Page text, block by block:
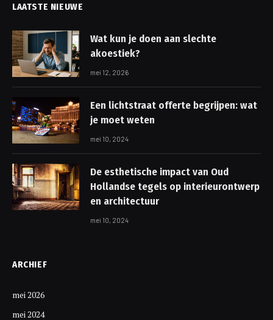
LAATSTE NIEUWE
Wat kun je doen aan slechte
akoestiek?
mei 12, 2026
Een lichtstraat offerte begrijpen: wat
je moet weten
mei 10, 2024
De esthetische impact van Oud
Hollandse tegels op interieurontwerp
en architectuur
mei 10, 2024
ARCHIEF
mei 2026
mei 2024